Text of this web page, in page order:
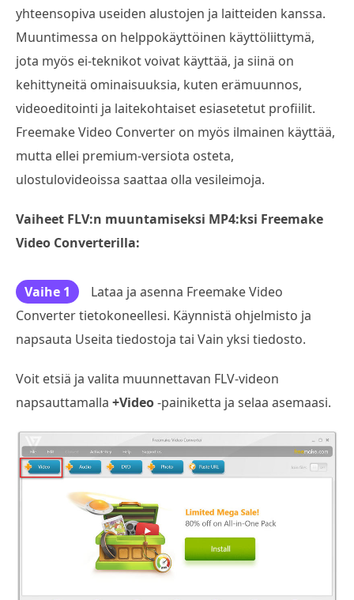
yhteensopiva useiden alustojen ja laitteiden kanssa.
Muuntimessa on helppokäyttöinen käyttöliittymä,
jota myös ei-teknikot voivat käyttää, ja siinä on
kehittyneitä ominaisuuksia, kuten erämuunnos,
videoeditointi ja laitekohtaiset esiasetetut profiilit.
Freemake Video Converter on myös ilmainen käyttää,
mutta ellei premium-versiota osteta,
ulostulovideoissa saattaa olla vesileimoja.
Vaiheet FLV:n muuntamiseksi MP4:ksi Freemake
Video Converterilla:
Vaihe 1
Lataa ja asenna Freemake Video
Converter tietokoneellesi. Käynnistä ohjelmisto ja
napsauta Useita tiedostoja tai Vain yksi tiedosto.
Voit etsiä ja valita muunnettavan FLV-videon
napsauttamalla +Video-painiketta ja selaa asemaasi.